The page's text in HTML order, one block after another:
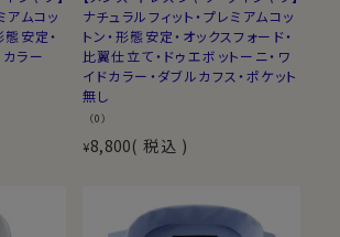
アムコッ
態安定・
ラー
ナチュラルフィット・プレミアムコッ
トン・形態安定・オックスフォード・
比翼仕立て・ドゥエボットーニ・ワ
イドカラー・ダブルカフス・ポケット
無し
（0）
¥8,800 税込